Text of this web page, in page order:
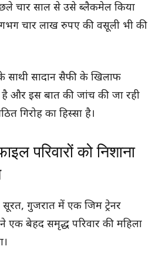
चार साल से उसे ब्लैकमेल किया
चार लाख रुपए की वसूली भी की
सादान सैफी के खिलाफ
और इस बात की जांच की जा रही
गिरोह का हिस्सा है।
परिवारों को निशाना
सूरत, गुजरात में एक जिम ट्रेनर
एक बेहद समृद्ध परिवार की महिला